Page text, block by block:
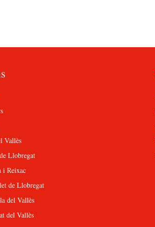
Vallès
Llobregat
i Reixac
de Llobregat
del Vallès
del Vallès